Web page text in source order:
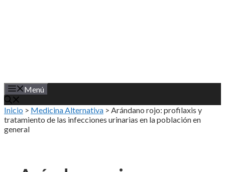
Menú
Inicio > Medicina Alternativa > Arándano rojo: profilaxis y
tratamiento de las infecciones urinarias en la población en
general